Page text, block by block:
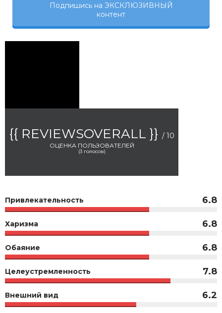
Подпишись на ЭКСКЛЮЗИВНЫЙ
контент
{{ REVIEWSOVERALL }} / 10
ОЦЕНКА ПОЛЬЗОВАТЕЛЕЙ
(3голосов)
Привлекательность 6.8
Харизма 6.8
Обаяние 6.8
Целеустремленность 7.8
Внешний вид 6.2